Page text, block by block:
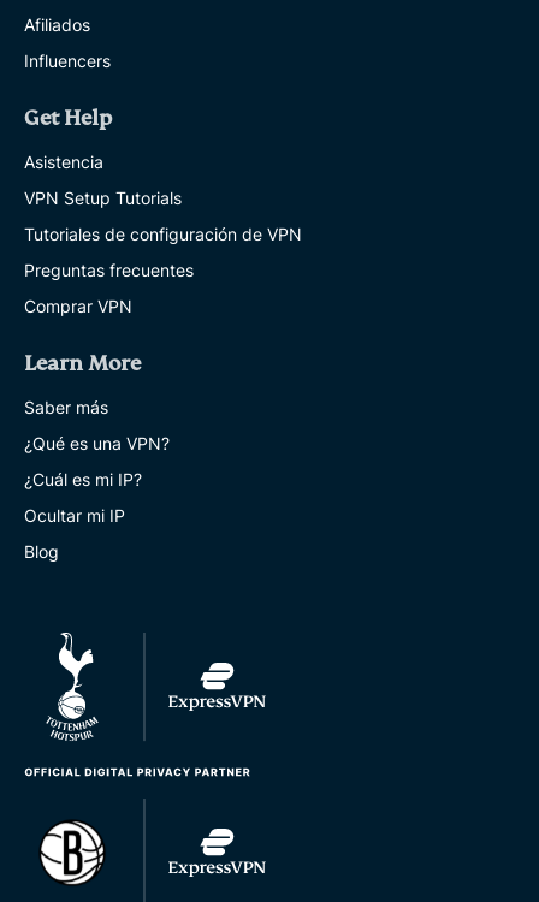
Afiliados
Influencers
Get Help
Asistencia
VPN Setup Tutorials
Tutoriales de configuración de VPN
Preguntas frecuentes
Comprar VPN
Learn More
Saber más
¿Qué es una VPN?
¿Cuál es mi IP?
Ocultar mi IP
Blog